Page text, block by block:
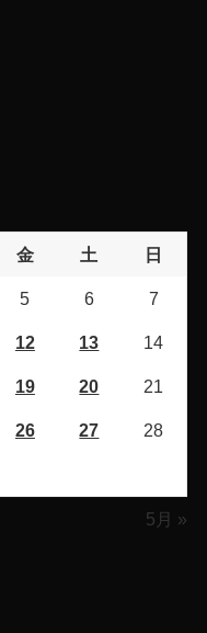
金 土 日
5 6 7
12 13 14
19 20 21
26 27 28
5月 »